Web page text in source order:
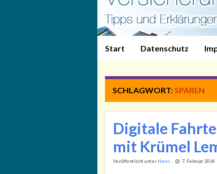
Start Datenschutz
SCHLAGWORT:SPAREN
Digitale
mit Krümel
Veröffentlicht unter News 7. Februar 2014